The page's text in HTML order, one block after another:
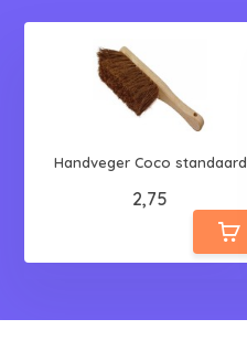
Handveger Coco standaard
2,75